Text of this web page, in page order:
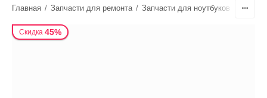
Главная / Запчасти для ремонта / Запчасти для ноутбуков
Скидка 45%